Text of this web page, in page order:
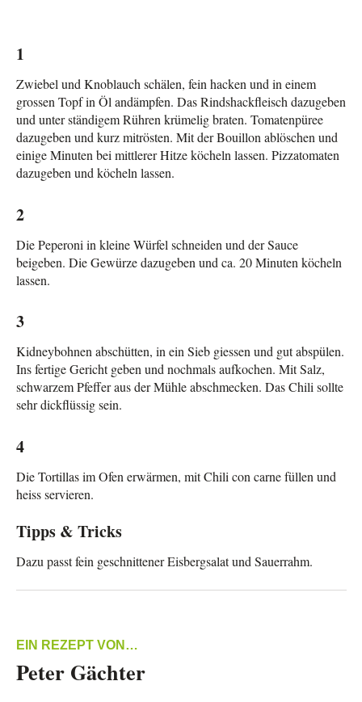
1
Zwiebel und Knoblauch schälen, fein hacken und in einem
grossen Topf in Öl andämpfen. Das Rindshackfleisch dazugeben
und unter ständigem Rühren krümelig braten. Tomatenpüree
dazugeben und kurz mitrösten. Mit der Bouillon ablöschen und
einige Minuten bei mittlerer Hitze köcheln lassen. Pizzatomaten
dazugeben und köcheln lassen.
2
Die Peperoni in kleine Würfel schneiden und der Sauce
beigeben. Die Gewürze dazugeben und ca. 20 Minuten köcheln
lassen.
3
Kidneybohnen abschütten, in ein Sieb giessen und gut abspülen.
Ins fertige Gericht geben und nochmals aufkochen. Mit Salz,
schwarzem Pfeffer aus der Mühle abschmecken. Das Chili sollte
sehr dickflüssig sein.
4
Die Tortillas im Ofen erwärmen, mit Chili con carne füllen und
heiss servieren.
Tipps & Tricks
Dazu passt fein geschnittener Eisbergsalat und Sauerrahm.
EIN REZEPT VON…
Peter Gächter